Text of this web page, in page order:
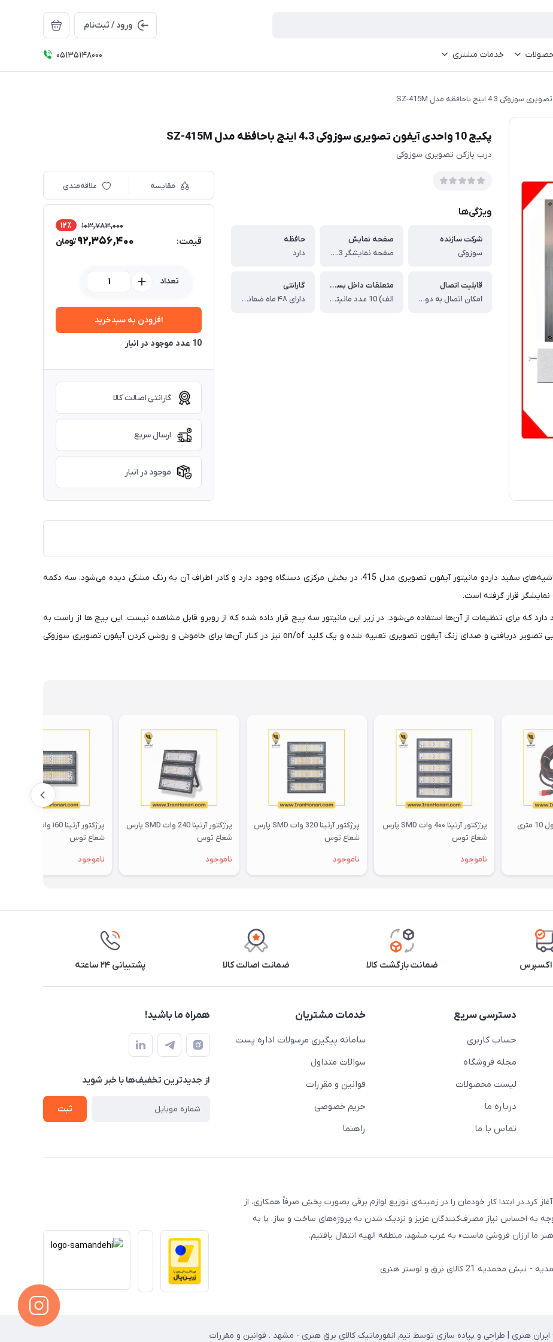
ورود / ثبت‌نام
خدمات مشتری 05135148000
پکیج 10 واحدی آیفون تصویری سوزوکی 4.3 اینچ باحافظه مدل SZ-415M
درب بازکن تصویری سوزوکی
ویژگی‌ها
شرکت سازنده
سوزوکی
صفحه نمایش
صفحه نمایشگر 4.3 اینچی
حافظه
دارد
قابلیت اتصال
امکان اتصال به دو پنل، یا یک پنل و دوربین مدار بسته
متعلقات داخل بسته
الف) 10 عدد مانیتور آیفون تصویری سوزوکی مدل SZ-415 باحافظه ، ب) یک عدد پنل آیفون تصویری (10 واحدی) ، ج) یک عدد قفل زنجیری ، د) یک عدد منبع تغذیه
گارانتی
دارای ۴۸ ماه ضمانت در محل و سال اول ضمانت تعویض می باشد
مقایسه علاقه‌مندی
قیمت:
103,783,000 12٪
92,356,400تومان
تعداد
افزودن به سبدخرید
10 عدد موجود در انبار
گارانتی اصالت کالا
ارسال سریع
موجود در انبار
آیفون تصویری سوزوکی سری 415 مستطیل شکل است و حاشیه‌های سفید داردو مانیتور آیفون تصویری مدل 415، در بخش مرکزی دستگاه وجود دارد و کادر اطراف آن به رنگ مشکی دیده می‌شود. سه دکمه
قرار گرفته است.
که برای تنظیمات از آن‌ها استفاده می‌شود. در زیر این مانیتور سه پیچ قرار داده شده که از روبرو قابل مشاهده نیست. این پیچ ها از راست به
چپ به ترتیب برای تنظیم میزان رنگ تصویر مانیتور، روشنایی تصویر دریافتی و صدای زنگ آیفون تصویری تعبیه شده و یک کلید on/of نیز در کنار آن‌ها برای خاموش و روشن کردن آیفون تصویری سوزوکی
پرژکتور آرتینا 4۰۰ وات SMD پارس
شعاع توس
ناموجود
پرژکتور آرتینا 320 وات SMD پارس
شعاع توس
ناموجود
پرژکتور آرتینا 240 وات SMD پارس
شعاع توس
ناموجود
شعاع توس
ناموجود
اکسپرس ضمانت بازگشت کالا ضمانت اصالت کالا پشتیبانی ۲۴ ساعته
دسترسی سریع
حساب کاربری
مجله فروشگاه
لیست محصولات
درباره ما
تماس با ما
خدمات مشتریان
سامانه پیگیری مرسولات اداره پست
سوالات متداول
قوانین و مقررات
حریم خصوصی
راهنما
همراه ما باشید!
از جدید‌ترین تخفیف‌ها با‌ خبر شوید
ثبت
کالای برق و لوستر هنری فعالیت رسمی خود را از بهمن 1387 آغاز کرد.در ابتدا کار خودمان را در زمینه‌ی توزیع لوازم برقی بصورت پخشِ صرفاً همکاری، از
به احساس نیاز مصرف‌کنندگان عزیز و نزدیک شدن به پروژه‌های ساخت و ساز، پا به
ارزان فروشی ماست» به غرب مشهد، منطقه الهیه انتقال یافتیم.
کالای برق و لوستر هنری
هنری | طراحی و پیاده سازی توسط تیم انفورماتیک کالای برق هنری - مشهد . قوانین و مقررات